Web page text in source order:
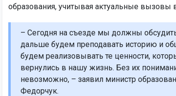
образования, учитывая актуальные вызовы
– Сегодня на съезде мы должны
дальше будем преподавать историю и
будем реализовывать те ценности,
вернулись в нашу жизнь. Без их
невозможно, – заявил министр
Федорчук.